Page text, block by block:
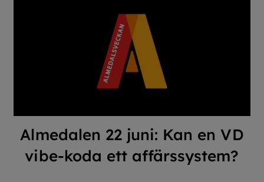
Almedalen 22 juni: Kan en VD
vibe-koda ett affärssystem?